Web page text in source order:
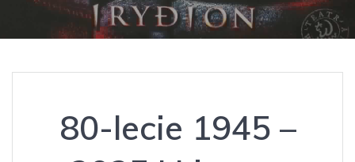
80-lecie 1945 –